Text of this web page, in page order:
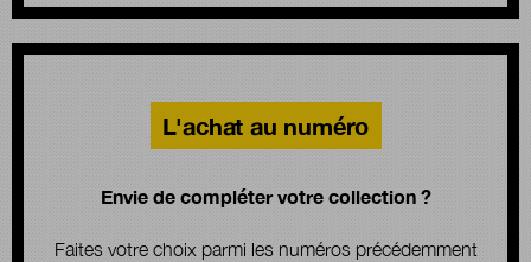
L'achat au numéro
Envie de compléter votre collection ?
Faites votre choix parmi les numéros précédemment